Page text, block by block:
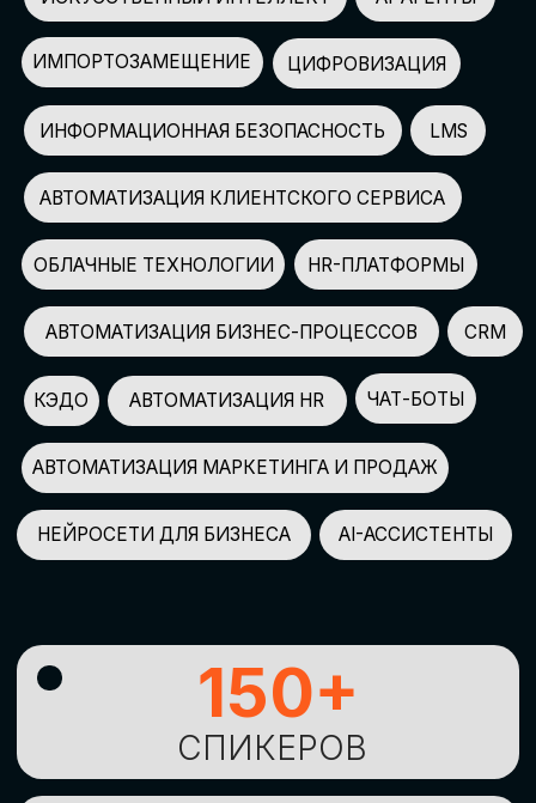
НЕЙРОСЕТИ ДЛЯ БИЗНЕСА
АВТОМАТИЗАЦИЯ МАРКЕТИНГА И ПРОДАЖ
AI-АССИСТЕНТЫ
СПИКЕРОВ
150+
ПАРТНЕРОВ
100+
УЧАСТНИКОВ
2500+
GLOBAL TECH FORUM –
ИЗУЧЕНИЯНОВЫХ
ТЕХНОЛОГИЙИ
СТРАТЕГИЧЕСКИХ
ПОДХОДОВ К ЦИФРОВОЙ
ТРАНСФОРМАЦИИ